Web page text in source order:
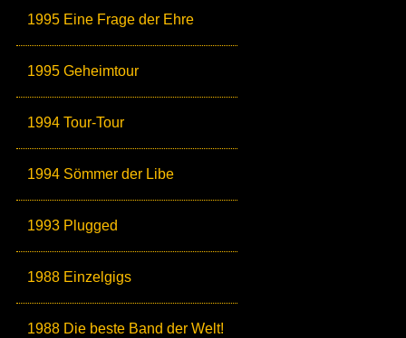
1995 Eine Frage der Ehre
1995 Geheimtour
1994 Tour-Tour
1994 Sömmer der Libe
1993 Plugged
1988 Einzelgigs
1988 Die beste Band der Welt!